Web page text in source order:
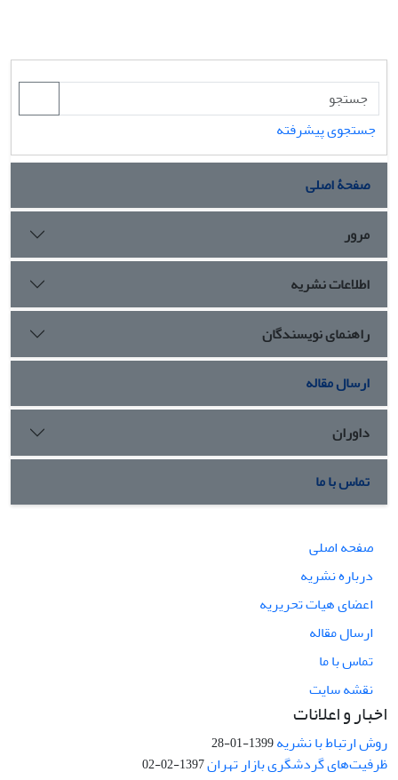
جستجوی پیشرفته
صفحۀ اصلی
مرور
اطلاعات نشریه
راهنمای نویسندگان
ارسال مقاله
داوران
تماس با ما
صفحه اصلی
درباره نشریه
اعضای هیات تحریریه
ارسال مقاله
تماس با ما
نقشه سایت
اخبار و اعلانات
روش ارتباط با نشریه1399-01-28
ظرفیت‌های گردشگری بازار تهران1397-02-02